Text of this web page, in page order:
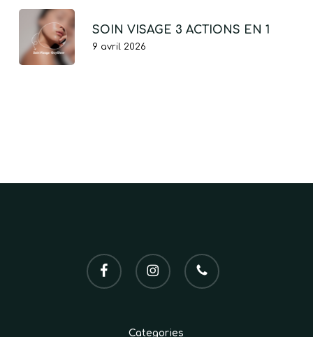
SOIN VISAGE 3 ACTIONS EN 1
9 avril 2026
facebook instagram phone
Categories